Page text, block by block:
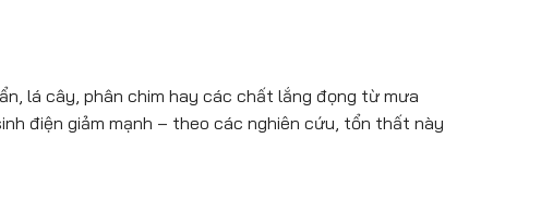
lá cây, phân chim hay các chất lắng đọng từ mưa
điện giảm mạnh – theo các nghiên cứu, tổn thất này